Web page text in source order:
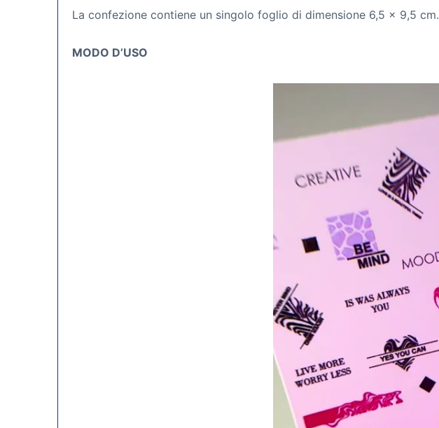
La confezione contiene un singolo foglio di dimensione 6,5 x 9,5 cm.
MODO D’USO